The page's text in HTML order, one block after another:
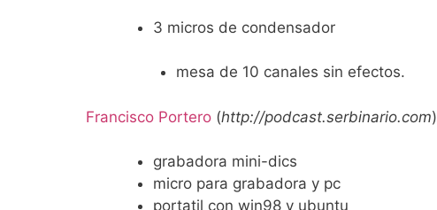
3 micros de condensador
mesa de 10 canales sin efectos.
Francisco Portero(http://podcast.serbinario.com)
grabadora mini-dics
micro para grabadora y pc
portatil con win98 y ubuntu